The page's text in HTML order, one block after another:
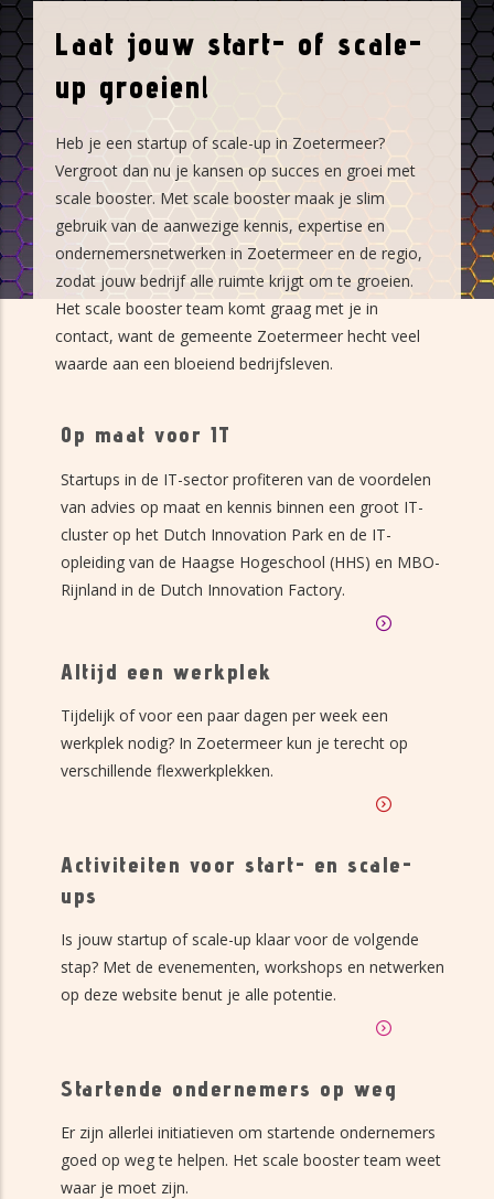
Laat jouw start- of scale-
up groeien!
Heb je een startup of scale-up in Zoetermeer?
Vergroot dan nu je kansen op succes en groei met
scale booster. Met scale booster maak je slim
gebruik van de aanwezige kennis, expertise en
ondernemersnetwerken in Zoetermeer en de regio,
zodat jouw bedrijf alle ruimte krijgt om te groeien.
Het scale booster team komt graag met je in
contact, want de gemeente Zoetermeer hecht veel
waarde aan een bloeiend bedrijfsleven.
Op maat voor IT
Startups in de IT-sector profiteren van de voordelen
van advies op maat en kennis binnen een groot IT-
cluster op het Dutch Innovation Park en de IT-
opleiding van de Haagse Hogeschool (HHS) en MBO-
Rijnland in de Dutch Innovation Factory.
Altijd een werkplek
Tijdelijk of voor een paar dagen per week een
werkplek nodig? In Zoetermeer kun je terecht op
verschillende flexwerkplekken.
Activiteiten voor start- en scale-
ups
Is jouw startup of scale-up klaar voor de volgende
stap? Met de evenementen, workshops en netwerken
op deze website benut je alle potentie.
Startende ondernemers op weg
Er zijn allerlei initiatieven om startende ondernemers
goed op weg te helpen. Het scale booster team weet
waar je moet zijn.